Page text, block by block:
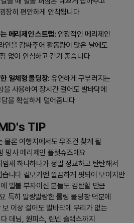
장히 편안하게 안착됩니다
메리제인 스트랩: 안정적인 메리제인
인을 감싸주어 활동량이 많은 날에도
없이 안심하고 걷기 좋습니다
일체형 몰딩창: 유연하게 구부러지는
을 사용하여 장시간 걸어도 발바닥에
을 확실하게 덜어줍니다
TIP
물론 여행지에서도 무조건 찾게 될
망사 메리제인 플랫슈즈에요
새 하나하나가 정말 정교하고 탄탄해서
니다 겉보기엔 깔끔하게 핏되어 보이지만
발볼 부자이신 분들도 감탄할 만큼
특히 말랑말랑한 롤링 몰딩창 덕분에
이상 걸어도 발바닥에 무리가 없는
데님, 원피스, 린넨 슬랙스까지